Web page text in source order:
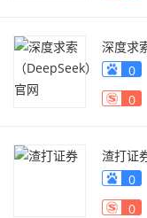
深度求
0
0
渣打证
0
0